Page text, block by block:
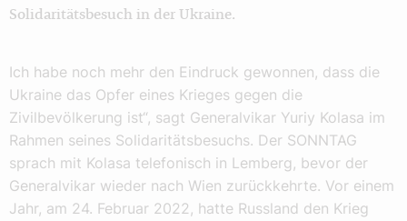
Solidaritätsbesuch in der Ukraine.
Ich habe noch mehr den Eindruck gewonnen, dass die
Ukraine das Opfer eines Krieges gegen die
Zivilbevölkerung ist“, sagt Generalvikar Yuriy Kolasa im
Rahmen seines Solidaritätsbesuchs. Der SONNTAG
sprach mit Kolasa telefonisch in Lemberg, bevor der
Generalvikar wieder nach Wien zurückkehrte. Vor einem
Jahr, am 24. Februar 2022, hatte Russland den Krieg